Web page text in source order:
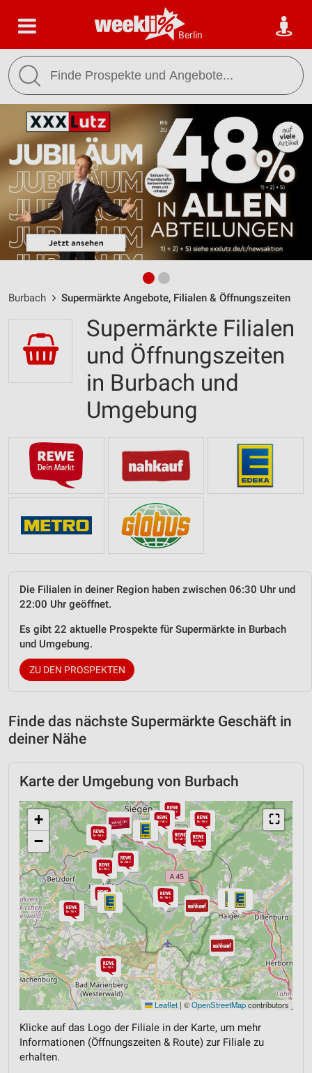
Berlin
Burbach Supermärkte Angebote, Filialen & Öffnungszeiten
Supermärkte Filialen
und Öffnungszeiten
in Burbach und
Umgebung
Die Filialen in deiner Region haben zwischen 06:30 Uhr und
22:00 Uhr geöffnet.
Es gibt 22 aktuelle Prospekte für Supermärkte in Burbach
und Umgebung.
ZU DEN PROSPEKTEN
Finde das nächste Supermärkte Geschäft in
deiner Nähe
Karte der Umgebung von Burbach
⛶
+
−
Leaflet | ©OpenStreetMapcontributors
Klicke auf das Logo der Filiale in der Karte, um mehr
Informationen (Öffnungszeiten & Route) zur Filiale zu
erhalten.